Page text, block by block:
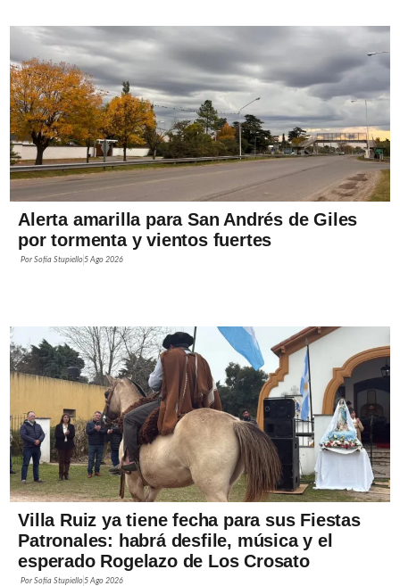
Alerta amarilla para San Andrés de Giles
por tormenta y vientos fuertes
PorSofía Stupiello 5 Ago 2026
Villa Ruiz ya tiene fecha para sus Fiestas
Patronales: habrá desfile, música y el
esperado Rogelazo de Los Crosato
PorSofía Stupiello 5 Ago 2026